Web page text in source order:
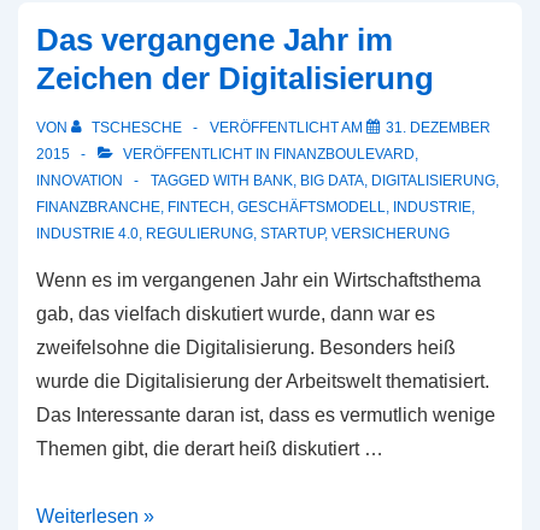
Das vergangene Jahr im
Zeichen der Digitalisierung
VON TSCHESCHE VERÖFFENTLICHT AM
31. DEZEMBER
2015
VERÖFFENTLICHT IN FINANZBOULEVARD,
INNOVATION
TAGGED WITH BANK, BIG DATA, DIGITALISIERUNG,
FINANZBRANCHE, FINTECH, GESCHÄFTSMODELL, INDUSTRIE,
INDUSTRIE 4.0, REGULIERUNG, STARTUP, VERSICHERUNG
Wenn es im vergangenen Jahr ein Wirtschaftsthema
gab, das vielfach diskutiert wurde, dann war es
zweifelsohne die Digitalisierung. Besonders heiß
wurde die Digitalisierung der Arbeitswelt thematisiert.
Das Interessante daran ist, dass es vermutlich wenige
Themen gibt, die derart heiß diskutiert …
Das
Weiterlesen »